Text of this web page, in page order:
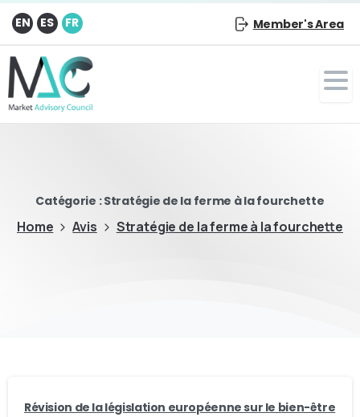
EN ES FR Member's Area
Catégorie :Stratégie de la ferme à la fourchette
Home Avis Stratégie de la ferme à la fourchette
Révision de la législation européenne sur le bien-être